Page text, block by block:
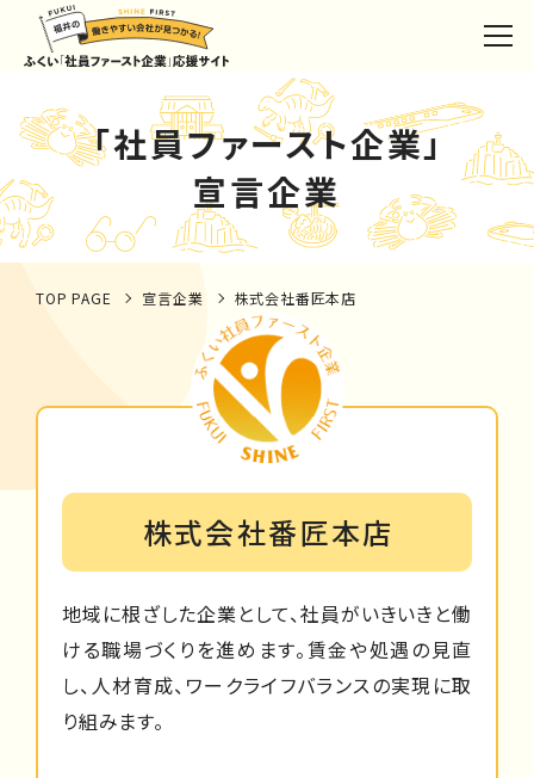
「社員ファースト企業」
宣言企業
TOP PAGE 宣言企業 株式会社番匠本店
株式会社番匠本店
地域に根ざした企業として、社員がいきいきと働
ける職場づくりを進めます。賃金や処遇の見直
し、人材育成、ワークライフバランスの実現に取
り組みます。